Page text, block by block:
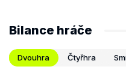
Bilance hráče
Dvouhra Čtyřhra